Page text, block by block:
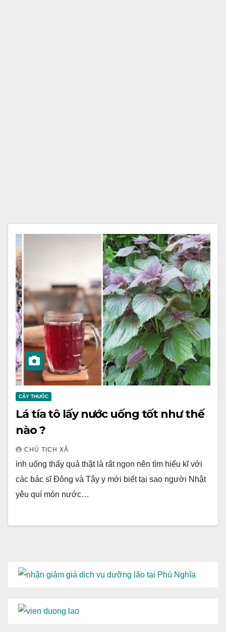
CÂY THUỐC
Lá tía tô lấy nước uống tốt như thế
nào ?
CHỦ TỊCH XÃ
ình uống thấy quả thật là rất ngon nên tìm hiểu kĩ với
các bác sĩ Đông và Tây y mới biết tại sao người Nhật
yêu quí món nước…